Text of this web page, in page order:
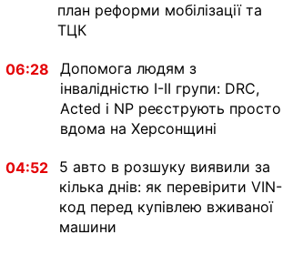
план реформи мобілізації та
ТЦК
06:28
Допомога людям з
інвалідністю I-II групи: DRC,
Acted і NP реєструють просто
вдома на Херсонщині
04:52
5 авто в розшуку виявили за
кілька днів: як перевірити VIN-
код перед купівлею вживаної
машини